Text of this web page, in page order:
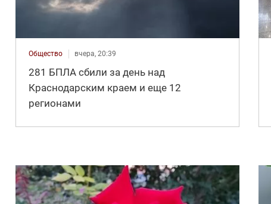
Общество вчера, 20:39
281 БПЛА сбили за день над
Краснодарским краем и еще 12
регионами